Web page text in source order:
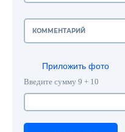
Приложить фото
Введите сумму 9 + 10